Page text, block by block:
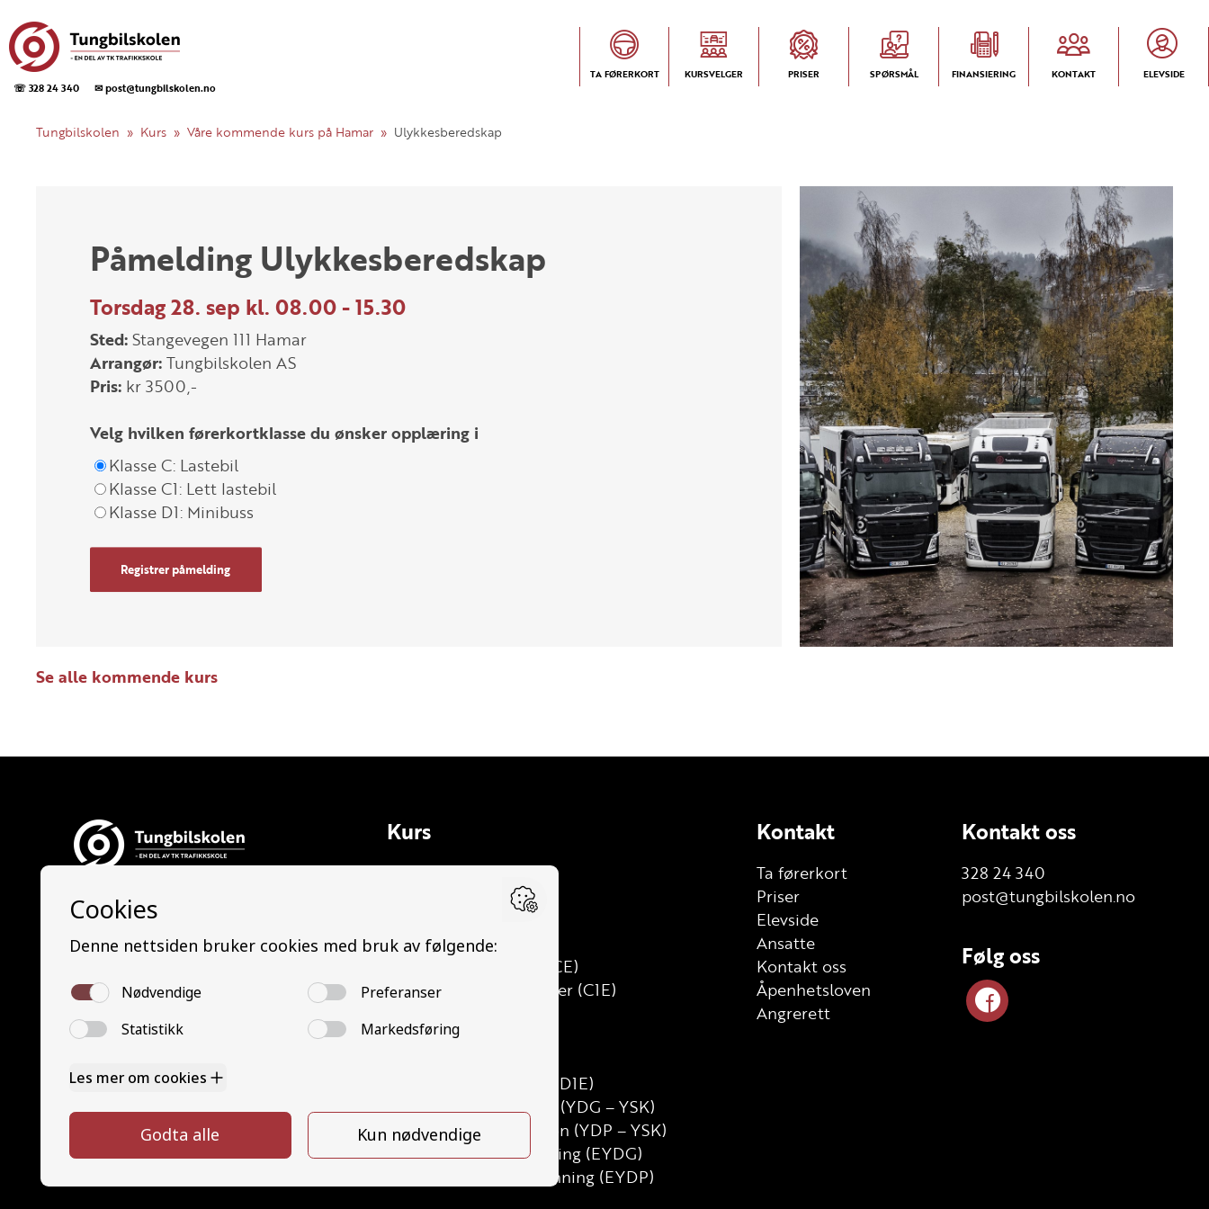
☏ 328 24 340 ✉ post@tungbilskolen.no
TA FØRERKORT KURSVELGER PRISER SPØRSMÅL FINANSIERING KONTAKT ELEVSIDE
Tungbilskolen Kurs Våre kommende kurs på Hamar Ulykkesberedskap
Påmelding Ulykkesberedskap
Torsdag 28. sep kl. 08.00 - 15.30
Sted:Stangevegen 111 Hamar
Arrangør:Tungbilskolen AS
Pris: kr 3500,-
Velg hvilken førerkortklasse du ønsker opplæring i
Klasse C: Lastebil
Klasse C1: Lett lastebil
Klasse D1: Minibuss
Registrer påmelding
Se alle kommende kurs
Tungbilskolen AS
Nedre Eikervei 14, 3045 Drammen
Tungbilskolen Sarpsborg:
Opphaugveien 3, 1738 Borgenhaugen
Tungbilskolen Hamar:
Hensmoveien 16, 3516 Hønefoss
Kurs
Alle
Lett lastebil (C1)
Lastebil med henger (CE)
Lett lastebil med henger (C1E)
Buss med henger (DE)
Minibuss med henger (D1E)
Grunnutdanning Gods (YDG – YSK)
Grunnutdanning Person (YDP – YSK)
YSK Gods etterutdanning (EYDG)
YSK Person etterutdanning (EYDP)
Kontakt
Ta førerkort
Priser
Elevside
Ansatte
Kontakt oss
Åpenhetsloven
Angrerett
Kontakt oss
328 24 340
post@tungbilskolen.no
Følg oss